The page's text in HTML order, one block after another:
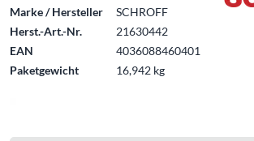
Marke / Hersteller
SCHROFF
Herst.-Art.-Nr.
21630442
EAN
4036088460401
Paketgewicht
16,942 kg